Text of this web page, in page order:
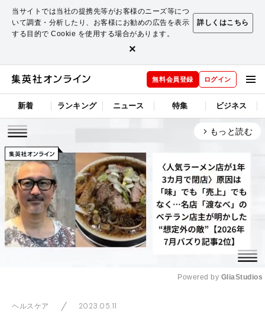
当サイトでは当社の提携先等がお客様のニーズ等につ
いて調査・分析したり、お客様にお勧めの広告を表示
する目的で Cookie を使用する場合があります。
詳しくはこちら
×
無料会員登録 ログイン
新着 ランキング ニュース 特集 ビジネス
arrow_forward_ios もっと読む
Powered by GliaStudios
ヘルスケア 2023.05.11